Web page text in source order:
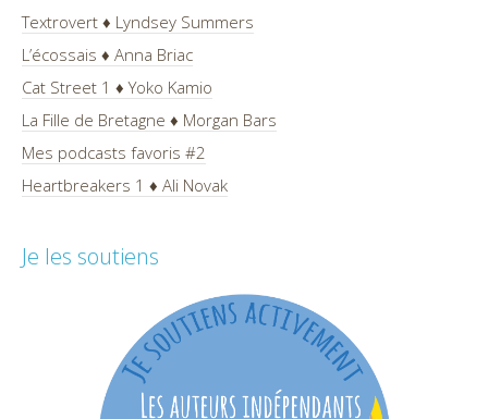
Textrovert ♦ Lyndsey Summers
L’écossais ♦ Anna Briac
Cat Street 1 ♦ Yoko Kamio
La Fille de Bretagne ♦ Morgan Bars
Mes podcasts favoris #2
Heartbreakers 1 ♦ Ali Novak
Je les soutiens